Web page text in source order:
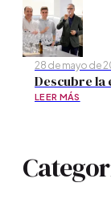
28 de mayo de
Descubre la
LEER MÁS